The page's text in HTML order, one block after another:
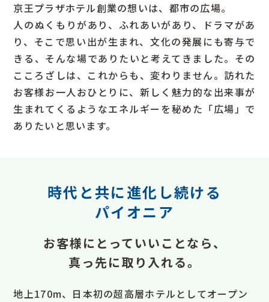
京王プラザホテル創業の想いは、都市の広場。
人のぬくもりがあり、ふれあいがあり、ドラマがあ
り、そこで思い出が生まれ、文化の発展にも寄与で
きる、そんな場でありたいと考えてきました。その
こころざしは、これからも、変わりません。訪れた
お客様お一人おひとりに、新しく魅力的な出来事が
生まれてくるようなエネルギーを秘めた「広場」で
ありたいと思います。
時代と共に進化し続ける
パイオニア
お客様にとっていいことなら、
真っ先に取り入れる。
地上170m、日本初の超高層ホテルとしてオープン